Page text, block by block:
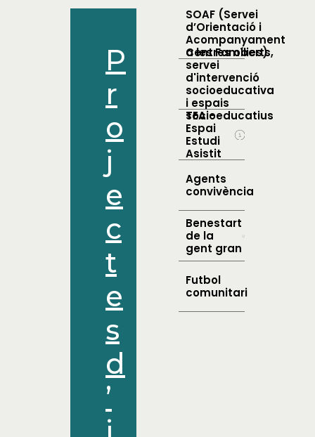
P
r
o
j
e
c
t
e
s
d
’
SOAF (Servei
d’Orientació i
Acompanyament
a les Famílies)
Centres oberts,
servei
d'intervenció
socioeducativa
i espais
socioeducatius
TEA -
Espai
Estudi
Asistit
Agents
convivència
Benestart
de la
gent gran
Futbol
comunitari